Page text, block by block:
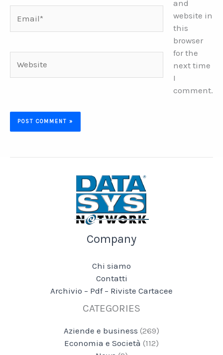
and
website in
this
browser
for the
next time
I
comment.
Company
Chi siamo
Contatti
Archivio – Pdf – Riviste Cartacee
CATEGORIES
Aziende e business (269)
Economia e Società (112)